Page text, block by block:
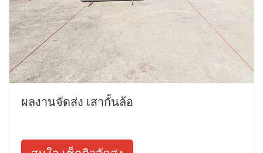
ผลงานจัดส่ง เสากั้นล้อ